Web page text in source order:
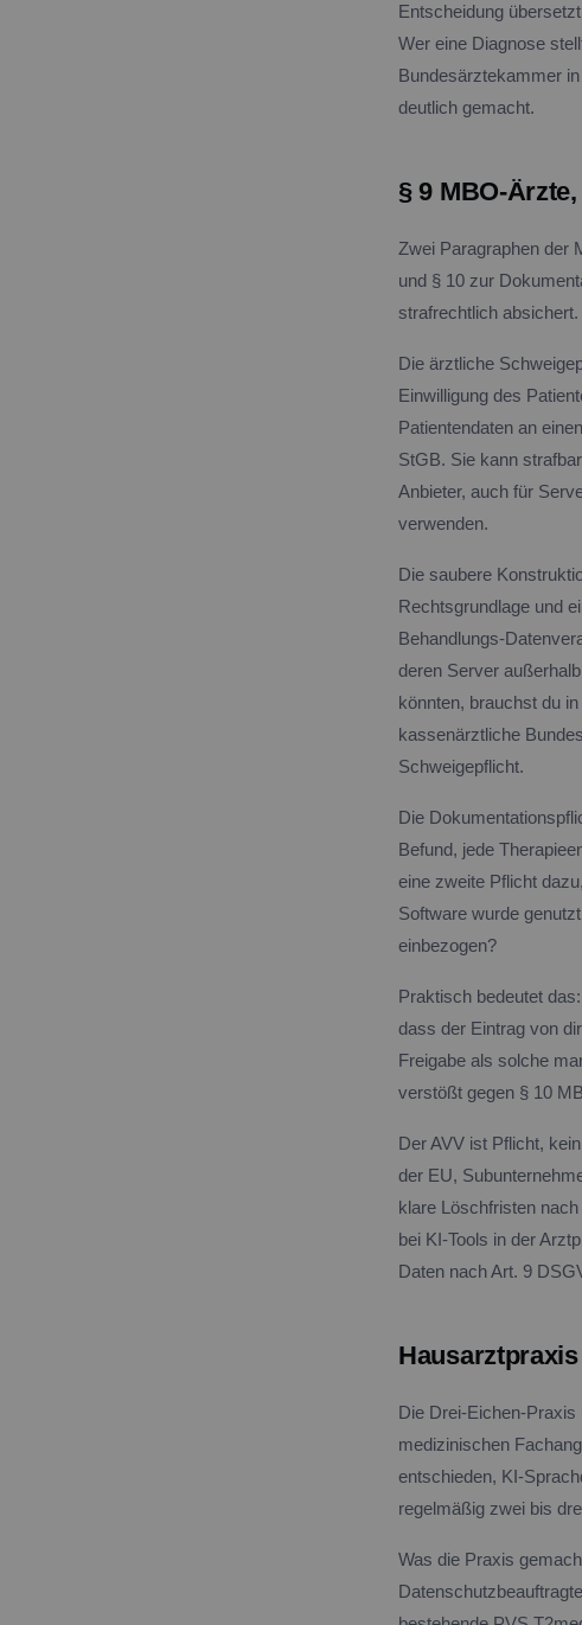
Entscheidung
Wer eine Diagnose
Bundesärztekammer
deutlich gemacht.
§ 9 MBO-
Zwei Paragraphen der
und § 10 zur
strafrechtlich absichert.
Die ärztliche
Einwilligung des
Patientendaten an
StGB. Sie kann
Anbieter, auch für
verwenden.
Die saubere
Rechtsgrundlage und
Behandlungs-
deren Server
könnten, brauchst du
kassenärztliche
Schweigepflicht.
Die
Befund, jede
eine zweite Pflicht
Software wurde
einbezogen?
Praktisch bedeutet
dass der Eintrag von
Freigabe als solche
verstößt gegen § 10
Der AVV ist Pflicht,
der EU,
klare Löschfristen
bei KI-Tools in der
Daten nach Art. 9
Die Drei-Eichen-
medizinischen
entschieden, KI-
regelmäßig zwei bis
Was die Praxis